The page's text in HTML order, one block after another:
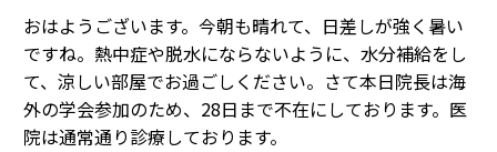
おはようございます。今朝も晴れて、日差しが強く暑い
ですね。熱中症や脱水にならないように、水分補給をし
て、涼しい部屋でお過ごしください。さて本日院長は海
外の学会参加のため、28日まで不在にしております。医
院は通常通り診療しております。